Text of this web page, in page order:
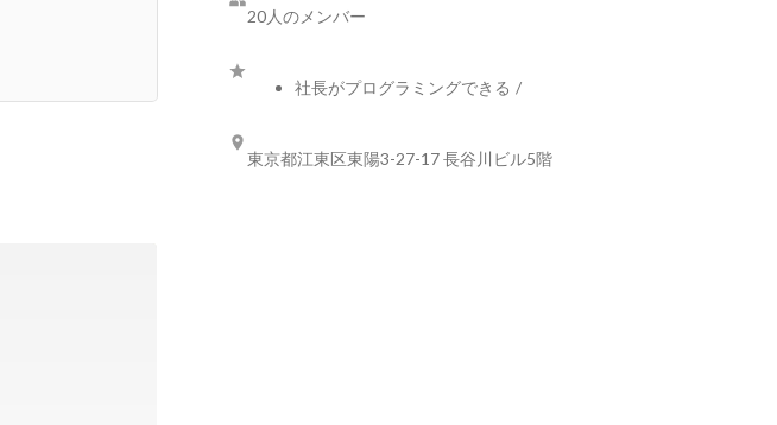
20人のメンバー
社長がプログラミングできる /
東京都江東区東陽3-27-17 長谷川ビル5階